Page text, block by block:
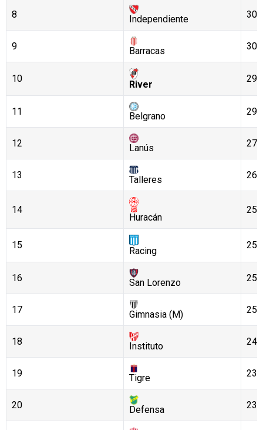
8 Independiente 30
9 Barracas 30
10
River
29
11 Belgrano 29
12 Lanús 27
13 Talleres 26
14
Huracán
25
15
Racing
25
16 San Lorenzo 25
17 Gimnasia (M) 25
18 Instituto 24
19 Tigre 23
20 Defensa 23